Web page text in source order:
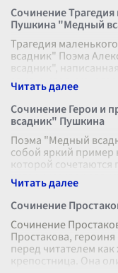
Сочинение
Пушкина "Медный
Трагедия
всадник" Поэма
всадник",
заманчивое и многосл
Сочинение Герои и
всадник" Пушкина
Поэма "Медный
собой яркий пример
которой
историческая
Сочинение
Сочинение
Простакова,
перед читателем
крепостница. Она